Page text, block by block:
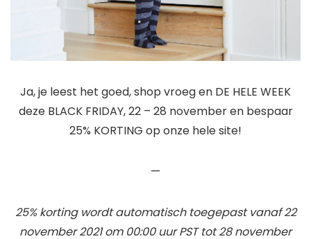
Ja, je leest het goed, shop vroeg en DE HELE WEEK
deze BLACK FRIDAY, 22 – 28 november en bespaar
25% KORTING op onze hele site!
—
25% korting wordt automatisch toegepast vanaf 22
november 2021 om 00:00 uur PST tot 28 november